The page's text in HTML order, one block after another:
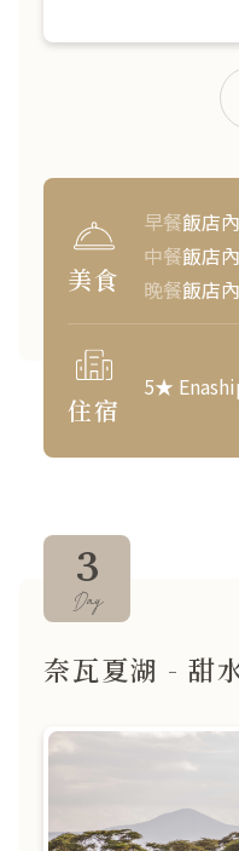
美食
早餐飯店
中餐飯店
晚餐飯店
住宿
5★
奈瓦夏湖 - 甜
3
Day